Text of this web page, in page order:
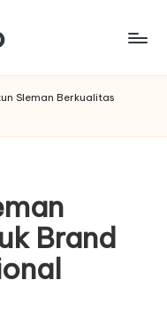
Sleman Berkualitas
Brand